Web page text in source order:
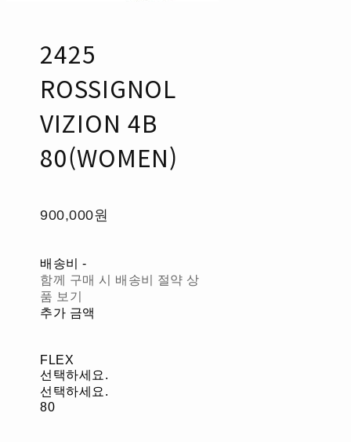
2425
ROSSIGNOL
VIZION 4B
80(WOMEN)
900,000원
배송비-
함께 구매 시 배송비 절약 상
품 보기
추가 금액
FLEX
선택하세요.
선택하세요.
80